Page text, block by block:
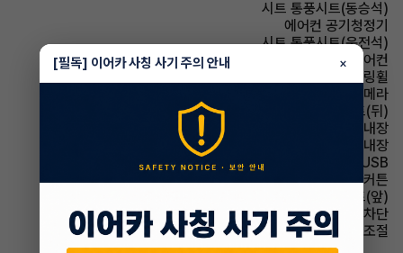
시트 통풍시트(동승석)
에어컨 공기청정기
시트 통풍시트(운전석)
에어컨 풀오토에어컨
스티어링휠 가죽스티어링휠
주차보조 후방카메라
시트 열선시트(뒤)
룸미러 하이패스 내장
스티어링휠 열선내장
유무선단자 USB
에어백 커튼
시트 열선시트(앞)
윈드실드(앞유리) 자외선 차단
사이드미러 후진각도조절
[필독] 이어카 사칭 사기 주의 안내 ×